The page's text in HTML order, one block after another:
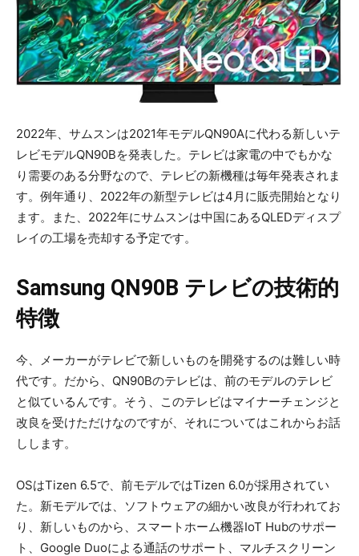
2022年、サムスンは2021年モデルQN90Aに代わる新しいテ
レビモデルQN90Bを発表した。テレビは家電の中でもかな
り需要のある分野なので、テレビの新機種は毎年発表されま
す。例年通り、2022年の新型テレビは4月に販売開始となり
ます。また、2022年にサムスンは中国にあるQLEDディスプ
レイの工場を売却する予定です。
Samsung QN90B テレビの技術的
特徴
今、メーカーがテレビで新しいものを開発するのは難しい時
代です。だから、QN90Bのテレビは、前のモデルのテレビ
と似ているんです。そう、このテレビはマイナーチェンジと
改良を受けただけなのですが、それについてはこれからお話
しします。
OSはTizen 6.5で、前モデルではTizen 6.0が採用されてい
た。新モデルでは、ソフトウェアの細かい改良が行われてお
り、新しいものから、スマートホーム機器IoT Hubのサポー
ト、Google Duoによる通話のサポート、マルチスクリーン